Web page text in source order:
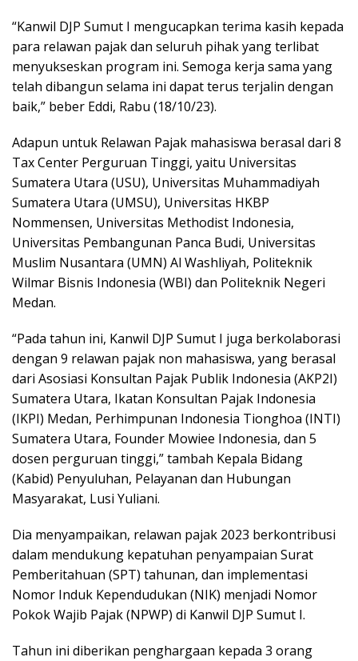
“Kanwil DJP Sumut I mengucapkan terima kasih kepada
para relawan pajak dan seluruh pihak yang terlibat
menyukseskan program ini. Semoga kerja sama yang
telah dibangun selama ini dapat terus terjalin dengan
baik,” beber Eddi, Rabu (18/10/23).
Adapun untuk Relawan Pajak mahasiswa berasal dari 8
Tax Center Perguruan Tinggi, yaitu Universitas
Sumatera Utara (USU), Universitas Muhammadiyah
Sumatera Utara (UMSU), Universitas HKBP
Nommensen, Universitas Methodist Indonesia,
Universitas Pembangunan Panca Budi, Universitas
Muslim Nusantara (UMN) Al Washliyah, Politeknik
Wilmar Bisnis Indonesia (WBI) dan Politeknik Negeri
Medan.
“Pada tahun ini, Kanwil DJP Sumut I juga berkolaborasi
dengan 9 relawan pajak non mahasiswa, yang berasal
dari Asosiasi Konsultan Pajak Publik Indonesia (AKP2I)
Sumatera Utara, Ikatan Konsultan Pajak Indonesia
(IKPI) Medan, Perhimpunan Indonesia Tionghoa (INTI)
Sumatera Utara, Founder Mowiee Indonesia, dan 5
dosen perguruan tinggi,” tambah Kepala Bidang
(Kabid) Penyuluhan, Pelayanan dan Hubungan
Masyarakat, Lusi Yuliani.
Dia menyampaikan, relawan pajak 2023 berkontribusi
dalam mendukung kepatuhan penyampaian Surat
Pemberitahuan (SPT) tahunan, dan implementasi
Nomor Induk Kependudukan (NIK) menjadi Nomor
Pokok Wajib Pajak (NPWP) di Kanwil DJP Sumut I.
Tahun ini diberikan penghargaan kepada 3 orang